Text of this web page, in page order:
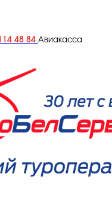
48 84 Авиакасса